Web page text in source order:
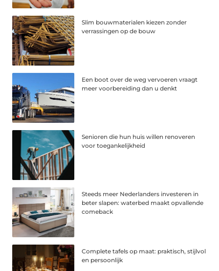
Slim bouwmaterialen kiezen zonder
verrassingen op de bouw
Een boot over de weg vervoeren vraagt
meer voorbereiding dan u denkt
Senioren die hun huis willen renoveren
voor toegankelijkheid
Steeds meer Nederlanders investeren in
beter slapen: waterbed maakt opvallende
comeback
Complete tafels op maat: praktisch, stijlvol
en persoonlijk